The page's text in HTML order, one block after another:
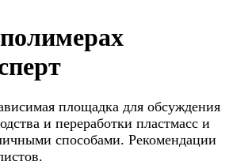
площадка для обсуждения
и переработки пластмасс и
способами. Рекомендации